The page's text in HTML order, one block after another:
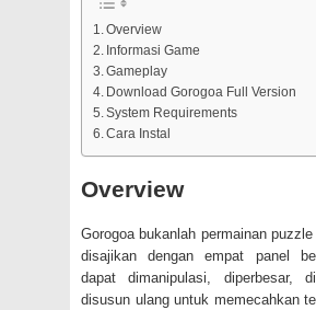
Overview
Informasi Game
Gameplay
Download Gorogoa Full Version
System Requirements
Cara Instal
Overview
Gorogoa bukanlah permainan
disajikan dengan empat panel
dapat dimanipulasi, diperbesar,
disusun ulang untuk memecahkan